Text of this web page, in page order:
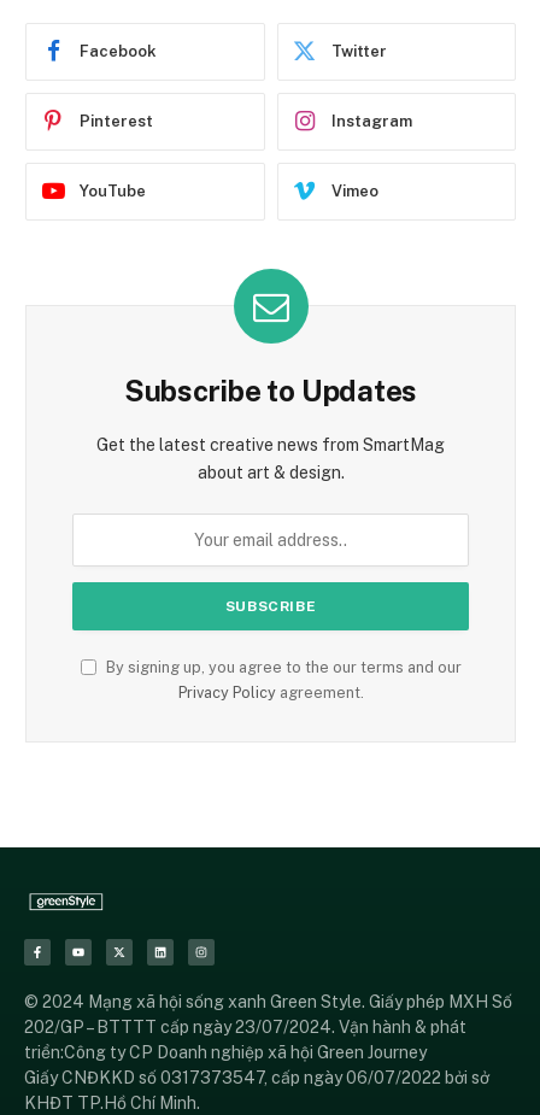
Facebook Twitter
Pinterest Instagram
YouTube Vimeo
Subscribe to Updates
Get the latest creative news from SmartMag
about art & design.
By signing up, you agree to the our terms and our
Privacy Policyagreement.
© 2024 Mạng xã hội sống xanh Green Style. Giấy phép MXH Số
202/GP – BTTTT cấp ngày 23/07/2024. Vận hành & phát
triển:Công ty CP Doanh nghiệp xã hội Green Journey
Giấy CNĐKKD số 0317373547, cấp ngày 06/07/2022 bởi sở
KHĐT TP.Hồ Chí Minh.